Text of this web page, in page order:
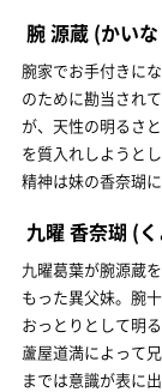
腕 源蔵 (かい
腕家でお手付きに
のために勘当され
が、天性の明るさ
を質入れしようと
精神は妹の香奈瑚
九曜 香奈瑚 (
九曜葛葉が腕源蔵
もった異父妹。腕
おっとりとして明
蘆屋道満によって
までは意識が表に